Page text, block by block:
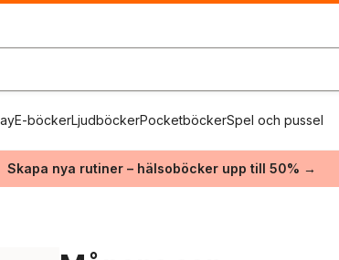
E-böckerLjudböckerPocketböckerSpel och pussel
Skapa nya rutiner – hälsoböcker upp till 50% →